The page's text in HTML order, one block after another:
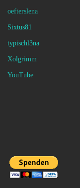
oefterslena
Sixtus81
typischl3na
Xolgrimm
YouTube